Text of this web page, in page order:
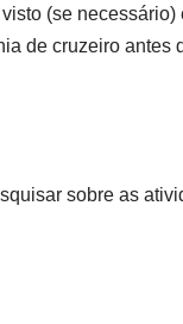
(se necessário)
de cruzeiro antes
sobre as